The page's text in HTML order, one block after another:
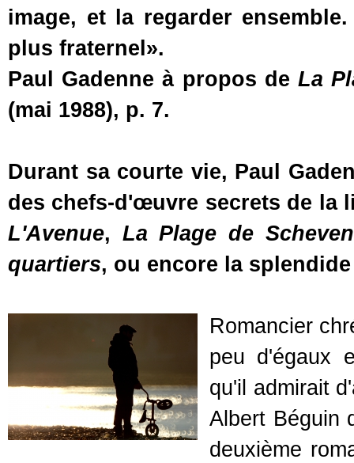
image, et la regarder
plus fraternel».
Paul Gadenne à propos de La
(mai 1988), p. 7.
Durant sa courte vie, Paul
des chefs-d'œuvre secrets de la
L'Avenue, La Plage de
quartiers, ou encore la
Romancier
peu d'égaux
qu'il admirait
Albert Béguin
deuxième